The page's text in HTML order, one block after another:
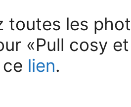
toutes les
«Pull cosy
lien.